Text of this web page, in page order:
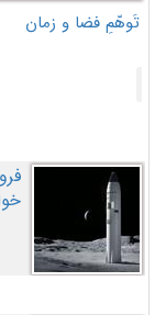
تَوهّمِ فضا و زمان